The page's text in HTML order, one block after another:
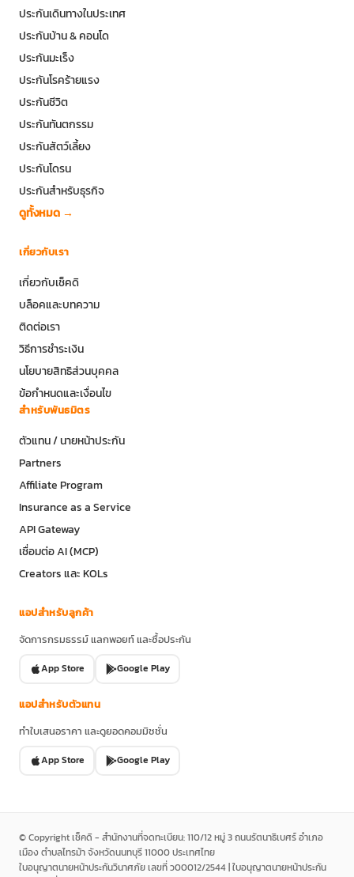
ประกันเดินทางในประเทศ
ประกันบ้าน & คอนโด
ประกันมะเร็ง
ประกันโรคร้ายแรง
ประกันชีวิต
ประกันทันตกรรม
ประกันสัตว์เลี้ยง
ประกันโดรน
ประกันสำหรับธุรกิจ
ดูทั้งหมด →
เกี่ยวกับเรา
เกี่ยวกับเช็คดิ
บล็อคและบทความ
ติดต่อเรา
วิธีการชำระเงิน
นโยบายสิทธิส่วนบุคคล
ข้อกำหนดและเงื่อนไข
สำหรับพันธมิตร
ตัวแทน / นายหน้าประกัน
Partners
Affiliate Program
Insurance as a Service
API Gateway
เชื่อมต่อ AI (MCP)
Creators และ KOLs
แอปสำหรับลูกค้า
จัดการกรมธรรม์ แลกพอยท์ และซื้อประกัน
App Store Google Play
แอปสำหรับตัวแทน
ทำใบเสนอราคา และดูยอดคอมมิชชั่น
App Store Google Play
© Copyright เช็คดิ - สำนักงานที่จดทะเบียน: 110/12 หมู่ 3 ถนนรัตนาธิเบศร์ อำเภอ
เมือง ตำบลไทรม้า จังหวัดนนทบุรี 11000 ประเทศไทย
ใบอนุญาตนายหน้าประกันวินาศภัย เลขที่ ว00012/2544 | ใบอนุญาตนายหน้าประกัน